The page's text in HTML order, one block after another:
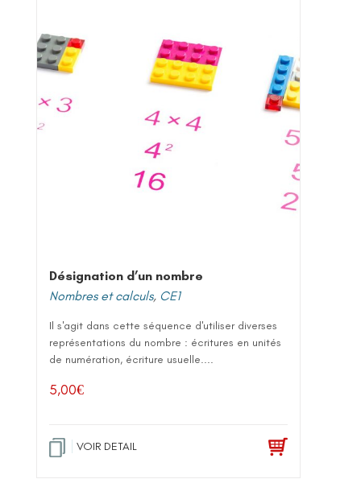
Désignation d’un nombre
Nombres et calculs, CE1
Il s'agit dans cette séquence d'utiliser diverses
représentations du nombre : écritures en unités
de numération, écriture usuelle....
5,00€
VOIR DETAIL